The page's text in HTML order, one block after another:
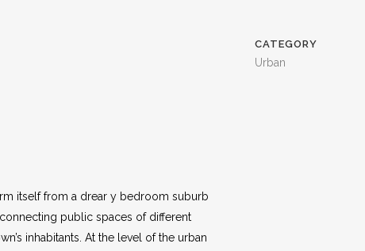
itself from a drear y bedroom suburb
public spaces of different
inhabitants. At the level of the urban
CATEGORY
Urban